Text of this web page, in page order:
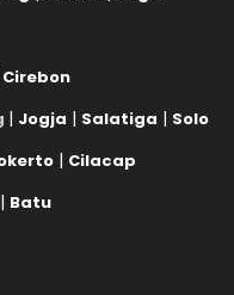
Cirebon
| Jogja | Salatiga | Solo
| Cilacap
| Batu